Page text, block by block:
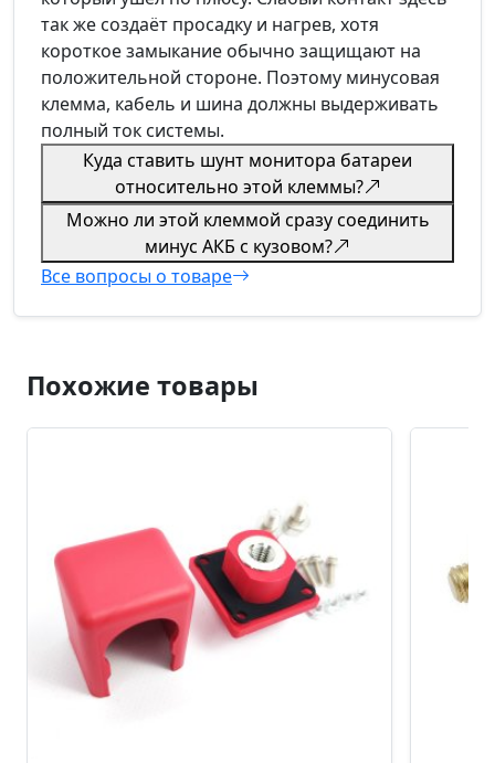
так же создаёт просадку и нагрев, хотя
короткое замыкание обычно защищают на
положительной стороне. Поэтому минусовая
клемма, кабель и шина должны выдерживать
полный ток системы.
Куда ставить шунт монитора батареи
относительно этой клеммы?
Можно ли этой клеммой сразу соединить
минус АКБ с кузовом?
Все вопросы о товаре
Похожие товары